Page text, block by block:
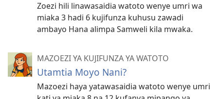
Zoezi hili linawasaidia watoto wenye umri wa
miaka 3 hadi 6 kujifunza kuhusu zawadi
ambayo Hana alimpa Samweli kila mwaka.
MAZOEZI YA KUJIFUNZA YA WATOTO
Utamtia Moyo Nani?
Mazoezi haya yatawasaidia watoto wenye umri